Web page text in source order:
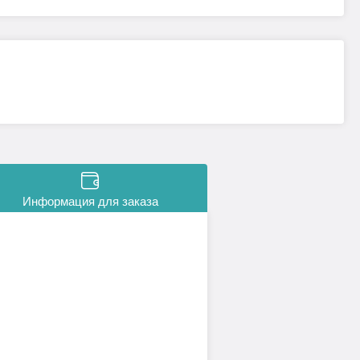
Информация для заказа